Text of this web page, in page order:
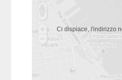
Ci dispiace, l'indirizzo